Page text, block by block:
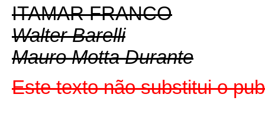
ITAMAR FRANCO
Walter Barelli
Mauro Motta Durante
Este texto não substitui o